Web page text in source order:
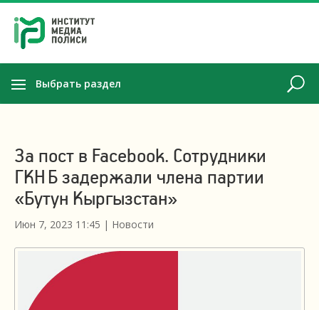
Выбрать раздел
За пост в Facebook. Сотрудники
ГКНБ задержали члена партии
«Бутун Кыргызстан»
Июн 7, 2023 11:45 | Новости